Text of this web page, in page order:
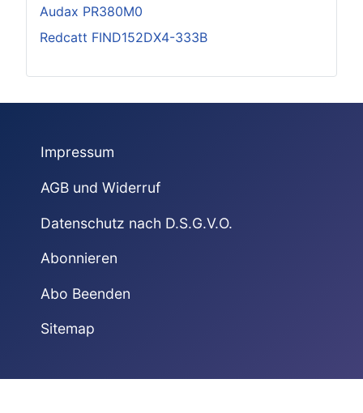
Audax PR380M0
Redcatt FIND152DX4-333B
Impressum
AGB und Widerruf
Datenschutz nach D.S.G.V.O.
Abonnieren
Abo Beenden
Sitemap